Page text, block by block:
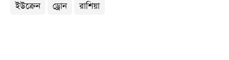
ইউক্রেন ড্রোন রাশিয়া